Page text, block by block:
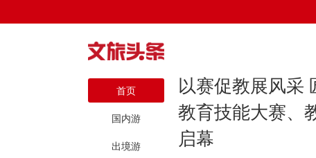
首页
国内游
出境游
以赛促教展风采
教育技能大赛、
启幕